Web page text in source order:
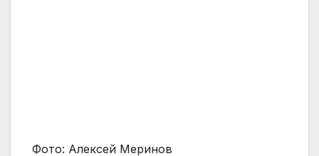
Фото: Алексей Меринов